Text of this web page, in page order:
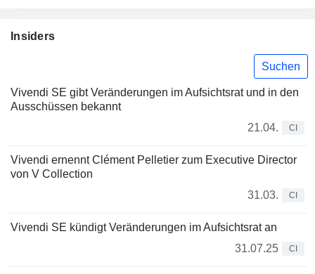
Insiders
Suchen
Vivendi SE gibt Veränderungen im Aufsichtsrat und in den
Ausschüssen bekannt
21.04.
CI
Vivendi ernennt Clément Pelletier zum Executive Director
von V Collection
31.03.
CI
Vivendi SE kündigt Veränderungen im Aufsichtsrat an
31.07.25
CI